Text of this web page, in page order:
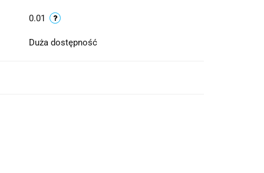
0.01
Duża dostępność